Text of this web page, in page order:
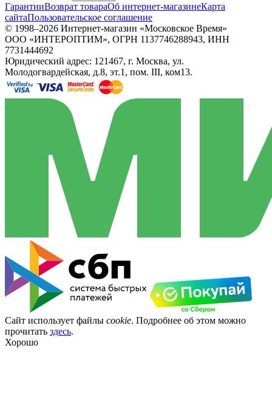
ГарантииВозврат товараОб интернет-магазинеКарта
сайтаПользовательское соглашение
© 1998–2026 Интернет-магазин «Московское Время»
ООО «ИНТЕРОПТИМ», ОГРН 1137746288943, ИНН
7731444692
Юридический адрес: 121467, г. Москва, ул.
Молодогвардейская, д.8, эт.1, пом. III, ком13.
Сайт использует файлы cookie. Подробнее об этом можно
прочитать здесь.
Хорошо